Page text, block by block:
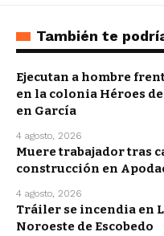
También te
Ejecutan a hombre
en la colonia Héroes
en García
4 agosto, 2026
Muere trabajador tras
construcción en
4 agosto, 2026
Tráiler se incendia en
Noroeste de Escobedo